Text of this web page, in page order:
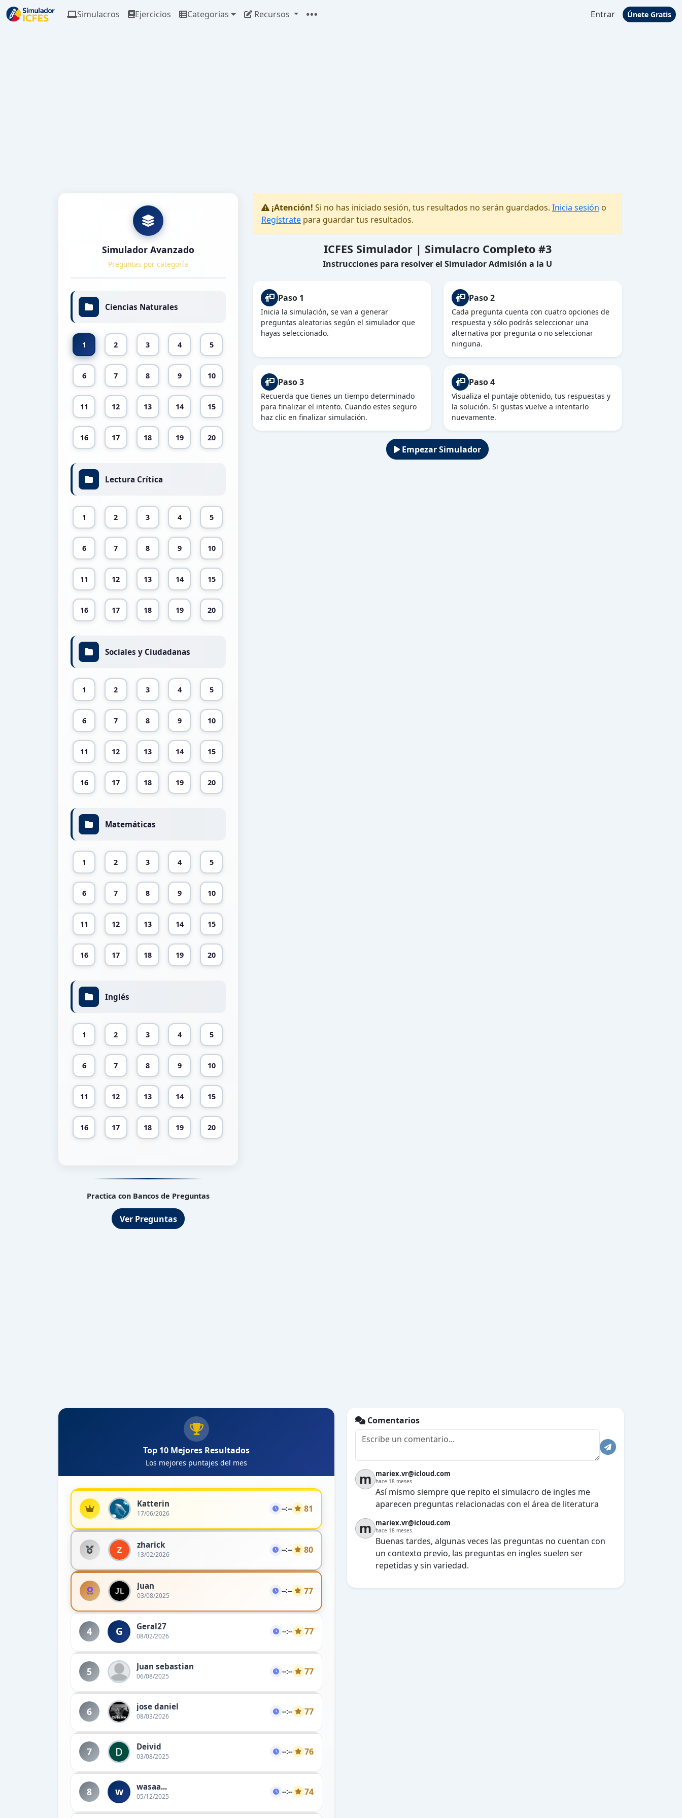
Simulacros Ejercicios Categorias Recursos Entrar Únete Gratis
Simulador Avanzado
Preguntas por categoría
Ciencias Naturales
1 2 3 4 5
6 7 8 9 10
11 12 13 14 15
16 17 18 19 20
Lectura Crítica
1 2 3 4 5
6 7 8 9 10
11 12 13 14 15
16 17 18 19 20
Sociales y Ciudadanas
1 2 3 4 5
6 7 8 9 10
11 12 13 14 15
16 17 18 19 20
Matemáticas
1 2 3 4 5
6 7 8 9 10
11 12 13 14 15
16 17 18 19 20
Inglés
1 2 3 4 5
6 7 8 9 10
11 12 13 14 15
16 17 18 19 20
Practica con Bancos de Preguntas
Ver Preguntas
¡Atención! Si no has iniciado sesión, tus resultados no serán guardados. Inicia sesión o
Regístrate para guardar tus resultados.
ICFES Simulador | Simulacro Completo #3
Instrucciones para resolver el Simulador Admisión a la U
Paso 1
Inicia la simulación, se van a generar
preguntas aleatorias según el simulador que
hayas seleccionado.
Paso 2
Cada pregunta cuenta con cuatro opciones de
respuesta y sólo podrás seleccionar una
alternativa por pregunta o no seleccionar
ninguna.
Paso 3
Recuerda que tienes un tiempo determinado
para finalizar el intento. Cuando estes seguro
haz clic en finalizar simulación.
Paso 4
Visualiza el puntaje obtenido, tus respuestas y
la solución. Si gustas vuelve a intentarlo
nuevamente.
Empezar Simulador
Top 10 Mejores Resultados
Los mejores puntajes del mes
Katterin
17/06/2026
--:-- 81
zharick
13/02/2026
--:-- 80
Juan
03/08/2025
--:-- 77
4 G Geral27
08/02/2026
--:-- 77
5 Juan sebastian
06/08/2025
--:-- 77
6 jose daniel
08/03/2026
--:-- 77
7 Deivid
03/08/2025
--:-- 76
8 w wasaa...
05/12/2025
--:-- 74
Comentarios
m mariex.vr@icloud.com
hace 18 meses
Así mismo siempre que repito el simulacro de ingles me
aparecen preguntas relacionadas con el área de literatura
m mariex.vr@icloud.com
hace 18 meses
Buenas tardes, algunas veces las preguntas no cuentan con
un contexto previo, las preguntas en ingles suelen ser
repetidas y sin variedad.